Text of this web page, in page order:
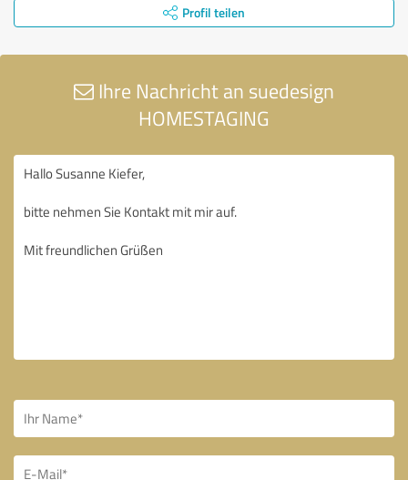
Profil teilen
Ihre Nachricht an suedesign
HOMESTAGING